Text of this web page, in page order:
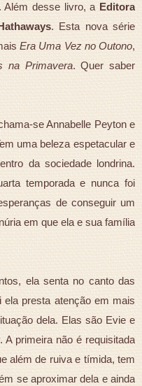
Além desse livro, aEditora
. Esta nova série
Era Uma Vez no Outono,
na Primavera. Quer saber
se Annabelle Peyton e
uma beleza espetacular e
da sociedade londrina.
temporada e nunca foi
de conseguir um
em que ela e sua família
ela senta no canto das
presta atenção em mais
dela. Elas são Evie e
primeira não é requisitada
além de ruiva e tímida, tem
se aproximar dela e ainda